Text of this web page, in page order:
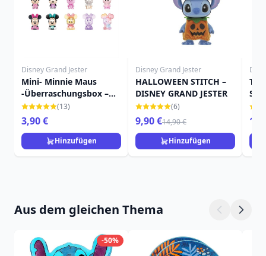
Disney Grand Jester
Mini- Minnie Maus
-Überraschungsbox –
DISNEY GRAND JESTER
(13)
3,90 €
Hinzufügen
Disney Grand Jester
HALLOWEEN STITCH –
DISNEY GRAND JESTER
(6)
9,90 €14,90 €
Hinzufügen
Aus dem gleichen Thema
-50%